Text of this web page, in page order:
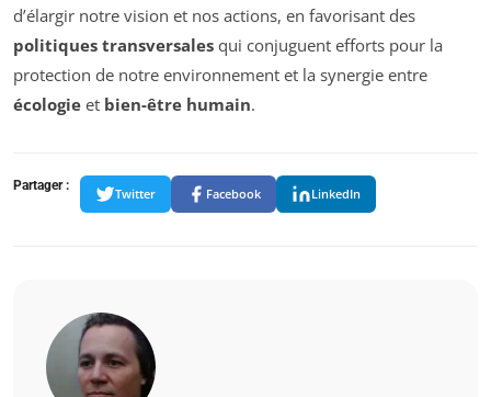
d’élargir notre vision et nos actions, en favorisant des
politiques transversales qui conjuguent efforts pour la
protection de notre environnement et la synergie entre
écologie et bien-être humain.
Partager :
Twitter Facebook LinkedIn